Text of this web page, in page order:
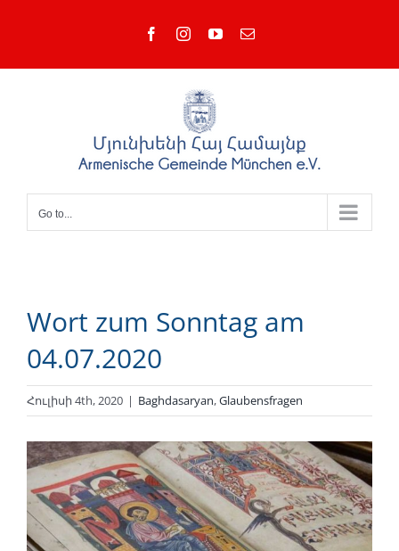
FacebookInstagramYouTubeEmail
Go to...
Wort zum Sonntag am
04.07.2020
Հուլիսի 4th, 2020 | Baghdasaryan,Glaubensfragen